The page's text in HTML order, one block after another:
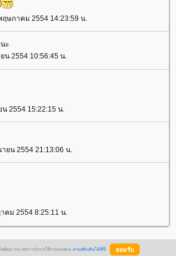
ฤษภาคม 2554 14:23:59 น.
ะ
น 2554 10:56:45 น.
2554 15:22:15 น.
ยน 2554 21:13:06 น.
คม 2554 8:25:11 น.
อพัฒนาประสบการณ์การใช้งานของคุณ อ่านเพิ่มเติมได้ที่นี่